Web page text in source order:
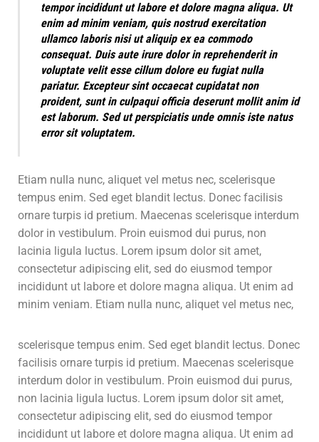
tempor incididunt ut labore et dolore magna aliqua. Ut
enim ad minim veniam, quis nostrud exercitation
ullamco laboris nisi ut aliquip ex ea commodo
consequat. Duis aute irure dolor in reprehenderit in
voluptate velit esse cillum dolore eu fugiat nulla
pariatur. Excepteur sint occaecat cupidatat non
proident, sunt in culpaqui officia deserunt mollit anim id
est laborum. Sed ut perspiciatis unde omnis iste natus
error sit voluptatem.
Etiam nulla nunc, aliquet vel metus nec, scelerisque
tempus enim. Sed eget blandit lectus. Donec facilisis
ornare turpis id pretium. Maecenas scelerisque interdum
dolor in vestibulum. Proin euismod dui purus, non
lacinia ligula luctus. Lorem ipsum dolor sit amet,
consectetur adipiscing elit, sed do eiusmod tempor
incididunt ut labore et dolore magna aliqua. Ut enim ad
minim veniam. Etiam nulla nunc, aliquet vel metus nec,
scelerisque tempus enim. Sed eget blandit lectus. Donec
facilisis ornare turpis id pretium. Maecenas scelerisque
interdum dolor in vestibulum. Proin euismod dui purus,
non lacinia ligula luctus. Lorem ipsum dolor sit amet,
consectetur adipiscing elit, sed do eiusmod tempor
incididunt ut labore et dolore magna aliqua. Ut enim ad